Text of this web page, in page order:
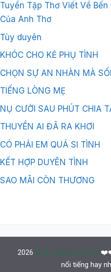
Tuyển Tập Thơ Viết Về
Của Anh Thơ
Tùy duyên
KHÓC CHO KẺ PHỤ TÌNH
CHỌN SỰ AN NHÀN MÀ
TIẾNG LÒNG MẸ
NỤ CƯỜI SAU PHÚT CHIA
THUYỀN AI ĐÃ RA KHƠI
CÓ PHẢI EM QUÁ SI TÌNH
KẾT HỢP DUYÊN TÌNH
SAO MÃI CÒN THƯƠNG
2026 © phongnguyet.info
nổi tiếng hay